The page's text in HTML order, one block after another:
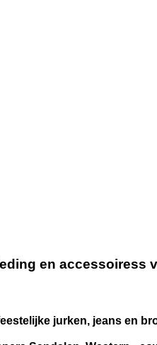
en accessoiress
jurken, jeans en